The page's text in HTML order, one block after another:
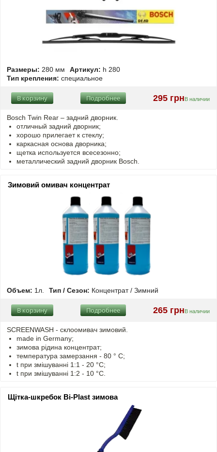
Размеры: 280 мм Артикул: h 280
Тип крепления: специальное
295 грнВ наличии
Подробнее
В корзину
Bosch Twin Rear – задний дворник.
отличный задний дворник;
хорошо прилегает к стеклу;
каркасная основа дворника;
щетка используется всесезонно;
металлический задний дворник Bosch.
Зимовий омивач концентрат
Объем: 1л. Тип / Сезон: Концентрат / Зимний
265 грнВ наличии
Подробнее
В корзину
SCREENWASH - cклоомивач зимовий.
made in Germany;
зимова рідина концентрат;
температура замерзання - 80 ° C;
t при змішуванні 1:1 - 20 °C;
t при змішуванні 1:2 - 10 °C.
Щітка-шкребок Bi-Plast зимова